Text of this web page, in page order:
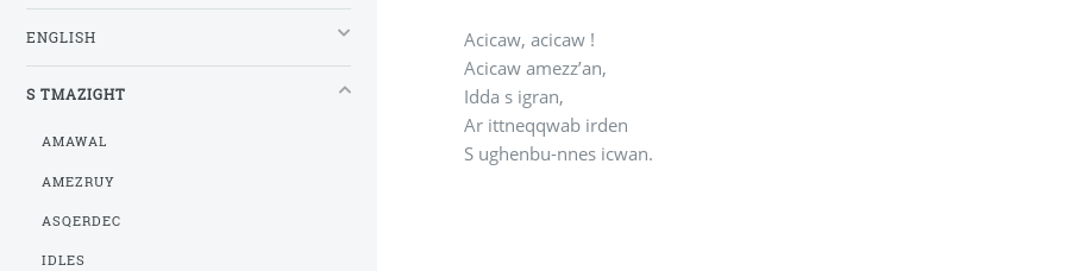
Acicaw, acicaw !
Acicaw amezz’an,
Idda s igran,
Ar ittneqqwab irden
S ughenbu-nnes icwan.
ENGLISH
S TMAZIGHT
AMAWAL
AMEZRUY
ASQERDEC
IDLES